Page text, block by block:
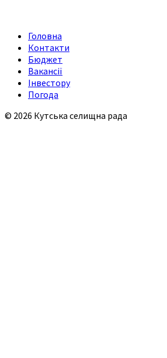
Головна
Контакти
Бюджет
Вакансії
Інвестору
Погода
© 2026 Кутська селищна рада